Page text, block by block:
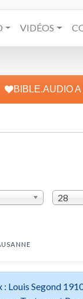
VIDÉOS
BIBLE.AUDIO
28
Louis Segond